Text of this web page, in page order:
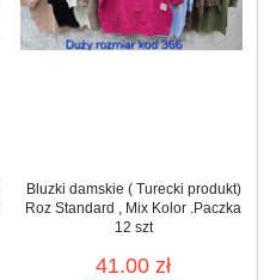
Bluzki damskie ( Turecki produkt)
Roz Standard , Mix Kolor .Paczka
12 szt
41.00 zł